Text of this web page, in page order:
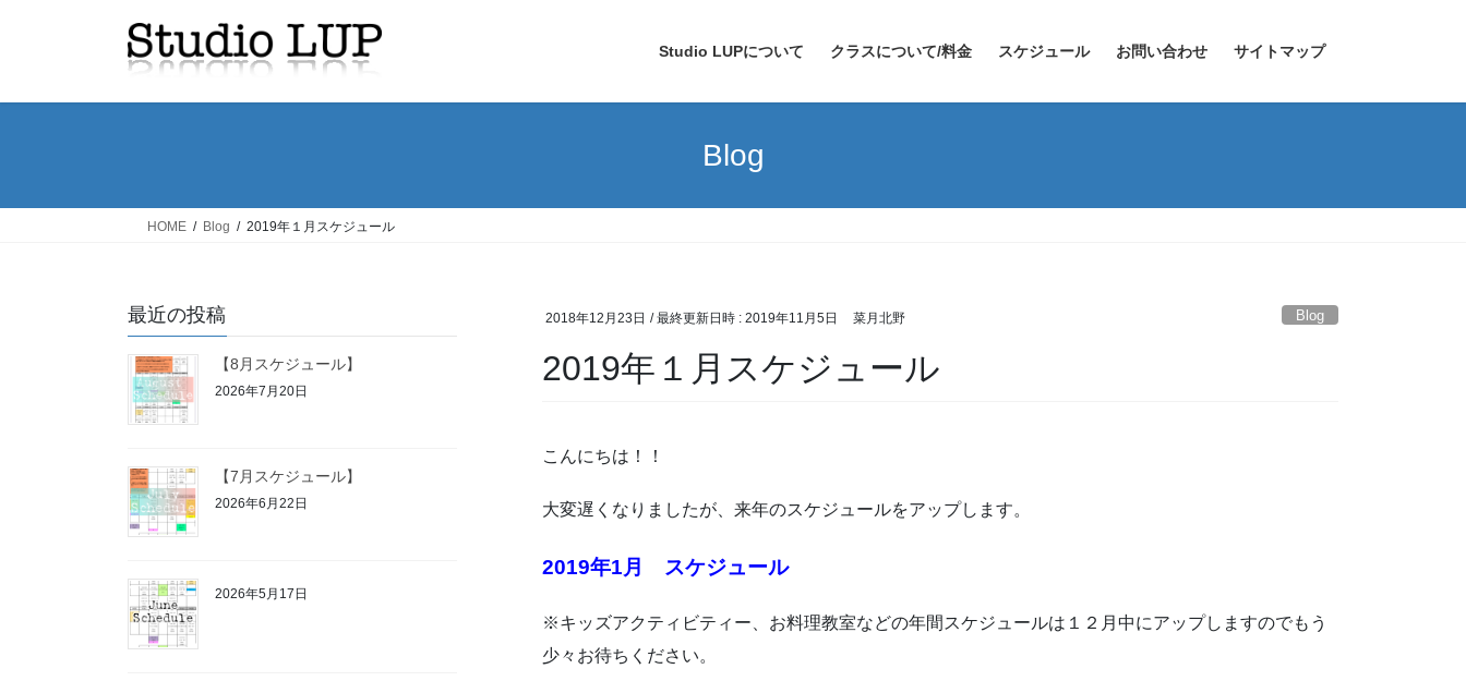
Studio LUPについて クラスについて/料金 スケジュール お問い合わせ サイトマップ
Blog
HOME Blog 2019年１月スケジュール
2018年12月23日 / 最終更新日時 : 2019年11月5日 菜月北野 Blog
2019年１月スケジュール
こんにちは！！
大変遅くなりましたが、来年のスケジュールをアップします。
2019年1月 スケジュール
※キッズアクティビティー、お料理教室などの年間スケジュールは１２月中にアップしますのでもう
少々お待ちください。
最近の投稿
【8月スケジュール】
2026年7月20日
【7月スケジュール】
2026年6月22日
2026年5月17日